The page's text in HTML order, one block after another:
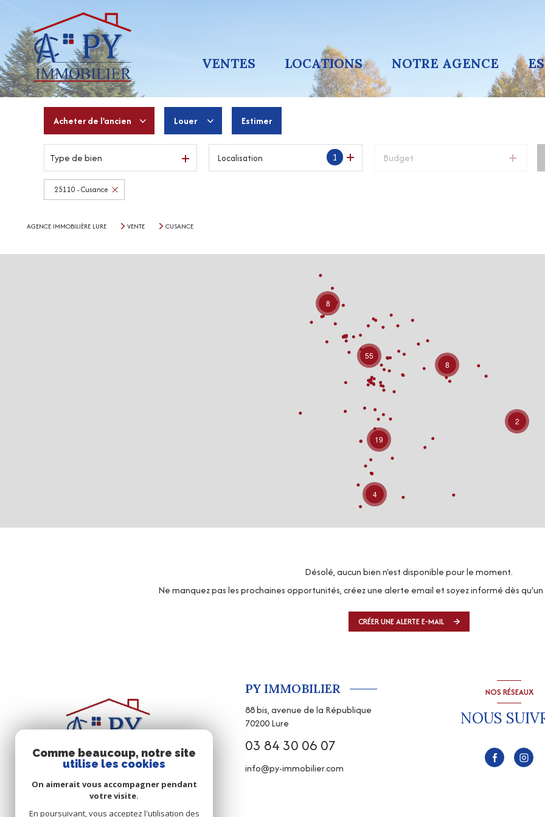
VENTES LOCATIONS NOTRE AGENCE
Acheterde l'ancien
De l'ancien
De l'immo pro
Louer
à l'année
Estimer
Type de bien 1
Localisation Budget
25110 - Cusance
AGENCE IMMOBILIÈRE LURE VENTE CUSANCE
2
4
8
8
19
55
Désolé, aucun bien n'est disponible pour le moment.
Ne manquez pas les prochaines opportunités, créez une alerte email et soyez informé dès
CRÉER UNE ALERTE E-MAIL
PY IMMOBILIER
88 bis, avenue de la République
70200Lure
03 84 30 06 07
info@py-immobilier.com
NOS RÉSEAUX
NOUS
Comme beaucoup, notre site
utilise les cookies
On aimerait vous accompagner pendant
votre visite.
En poursuivant, vous acceptez l'utilisation des